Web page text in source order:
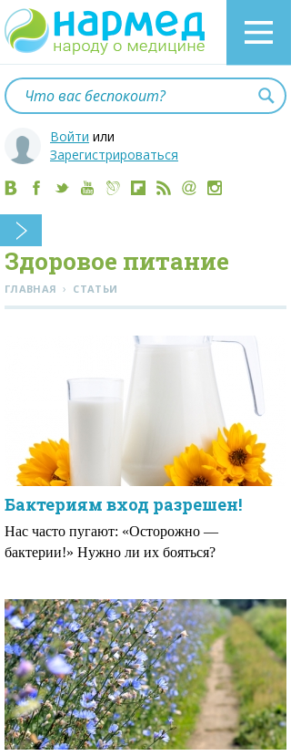
Войти или
Зарегистрироваться
Здоровое питание
ГЛАВНАЯ › СТАТЬИ
Бактериям вход разрешен!
Нас часто пугают: «Осторожно —
бактерии!» Нужно ли их бояться?